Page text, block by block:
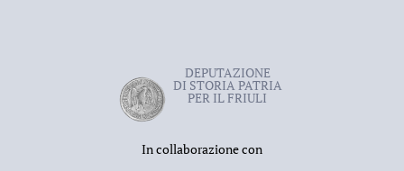
DEPUTAZIONE
DI STORIA PATRIA
PER IL FRIULI
In collaborazione con